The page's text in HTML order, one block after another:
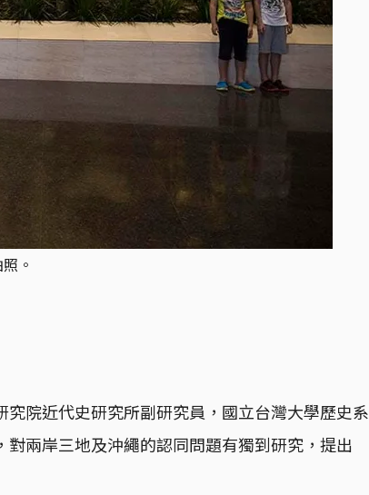
。
院近代史研究所副研究員，國立台灣大學歷史系
兩岸三地及沖繩的認同問題有獨到研究，提出